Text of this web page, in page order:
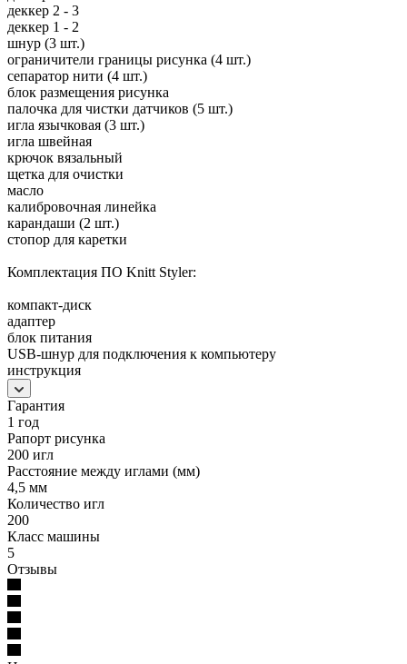
деккер 2 - 3
деккер 1 - 2
шнур (3 шт.)
ограничители границы рисунка (4 шт.)
сепаратор нити (4 шт.)
блок размещения рисунка
палочка для чистки датчиков (5 шт.)
игла язычковая (3 шт.)
игла швейная
крючок вязальный
щетка для очистки
масло
калибровочная линейка
карандаши (2 шт.)
стопор для каретки
Комплектация ПО Knitt Styler:
компакт-диск
адаптер
блок питания
USB-шнур для подключения к компьютеру
инструкция
Гарантия
1 год
Рапорт рисунка
200 игл
Расстояние между иглами (мм)
4,5 мм
Количество игл
200
Класс машины
5
Отзывы